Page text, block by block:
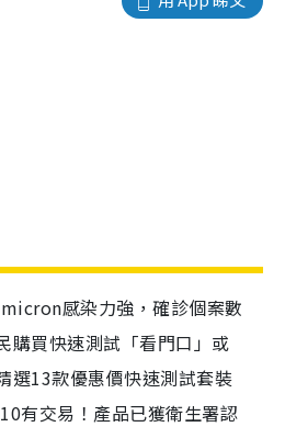
感染力強，確診個案數
購買快速測試「看門口」或
選13款優惠價快速測試套裝
有交易！產品已獲衛生署認